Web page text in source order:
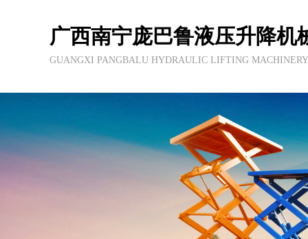
广西南宁庞巴鲁液压升降机
GUANGXI PANGBALU HYDRAULIC LIFTING